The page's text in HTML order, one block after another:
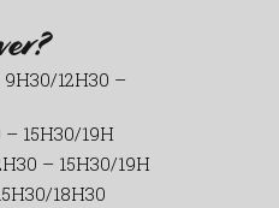
9H30/12H30 –
15H30/19H
– 15H30/19H
18H30